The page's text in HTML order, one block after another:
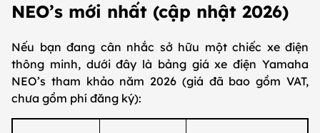
NEO’s mới nhất (cập nhật 2026)
Nếu bạn đang cân nhắc sở hữu một chiếc xe điện
thông minh, dưới đây là bảng giá xe điện Yamaha
NEO’s tham khảo năm 2026 (giá đã bao gồm VAT,
chưa gồm phí đăng ký):